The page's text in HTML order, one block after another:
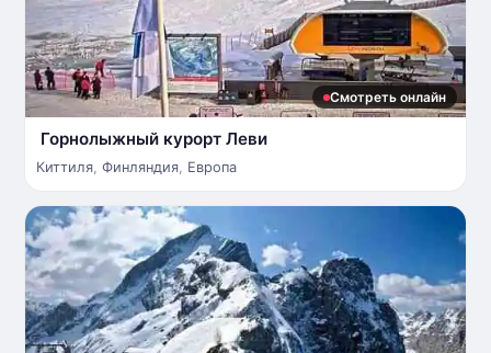
Смотреть онлайн
Горнолыжный курорт Леви
Киттиля, Финляндия, Европа